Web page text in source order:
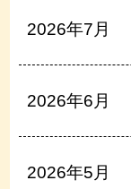
2026年7月
2026年6月
2026年5月